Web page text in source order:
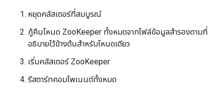
หยุดคลัสเตอร์ที่สมบูรณ์
กู้คืนโหนด ZooKeeper ทั้งหมดจากไฟล์ข้อมูลสำรองตามที่
อธิบายไว้ข้างต้นสำหรับโหนดเดียว
เริ่มคลัสเตอร์ ZooKeeper
รีสตาร์ทคอมโพเนนต์ทั้งหมด